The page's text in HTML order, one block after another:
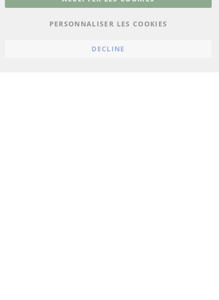
Conditions générales
PERSONNALISER LES COOKIES
DECLINE